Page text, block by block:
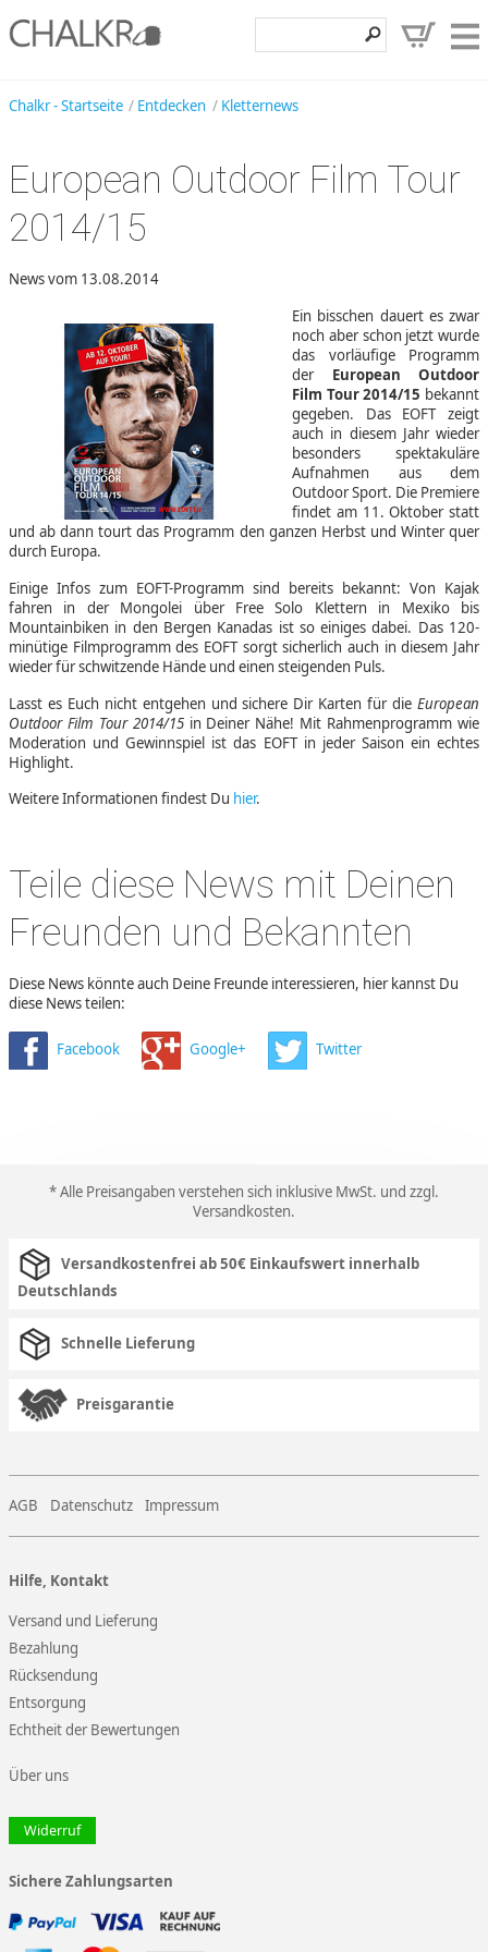
Entdecken
Kundenbereich
Wunschzettel
Chalkr - Startseite Entdecken Kletternews
European Outdoor Film Tour
2014/15
News vom 13.08.2014
Ein bisschen dauert es zwar
noch aber schon jetzt wurde
das vorläufige Programm
der European Outdoor
Film Tour 2014/15 bekannt
gegeben. Das EOFT zeigt
auch in diesem Jahr wieder
besonders spektakuläre
Aufnahmen aus dem
Outdoor Sport. Die Premiere
findet am 11. Oktober statt
und ab dann tourt das Programm den ganzen Herbst und Winter quer
durch Europa.
Einige Infos zum EOFT-Programm sind bereits bekannt: Von Kajak
fahren in der Mongolei über Free Solo Klettern in Mexiko bis
Mountainbiken in den Bergen Kanadas ist so einiges dabei. Das 120-
minütige Filmprogramm des EOFT sorgt sicherlich auch in diesem Jahr
wieder für schwitzende Hände und einen steigenden Puls.
Lasst es Euch nicht entgehen und sichere Dir Karten für die European
Outdoor Film Tour 2014/15in Deiner Nähe! Mit Rahmenprogramm wie
Moderation und Gewinnspiel ist das EOFT in jeder Saison ein echtes
Highlight.
Weitere Informationen findest Du hier.
Teile diese News mit Deinen
Freunden und Bekannten
Diese News könnte auch Deine Freunde interessieren, hier kannst Du
diese News teilen:
Facebook Google+ Twitter
* Alle Preisangaben verstehen sich inklusive MwSt. und zzgl.
Versandkosten.
Versandkostenfrei ab 50€ Einkaufswert innerhalb
Deutschlands
Schnelle Lieferung
Preisgarantie
AGB Datenschutz Impressum
Hilfe, Kontakt
Versand und Lieferung
Bezahlung
Rücksendung
Entsorgung
Echtheit der Bewertungen
Über uns
Widerruf
Sichere Zahlungsarten